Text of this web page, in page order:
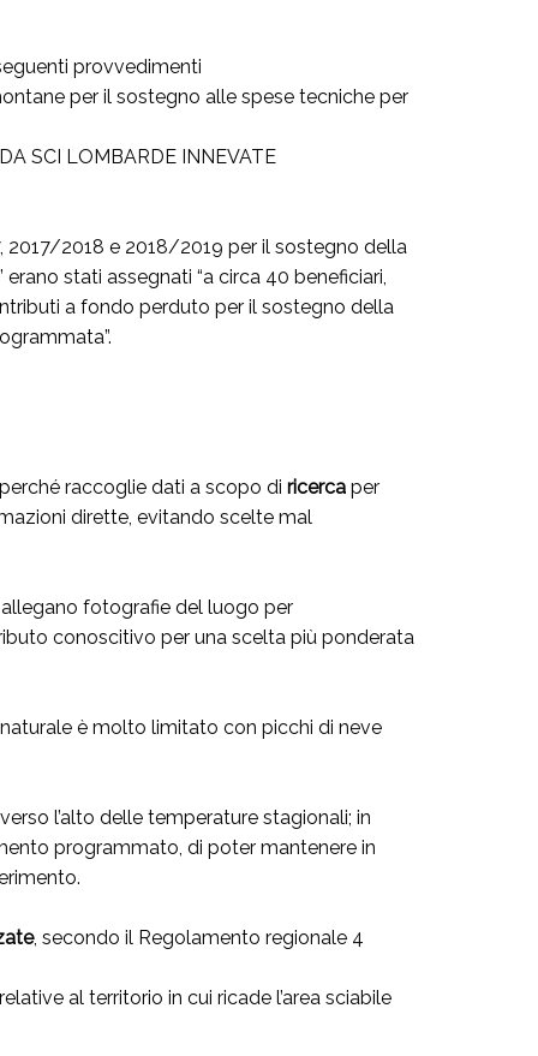
provvedimenti
per il sostegno alle spese tecniche per
SCI LOMBARDE INNEVATE
2017/2018 e 2018/2019 per il sostegno della
stati assegnati “a circa 40 beneficiari,
a fondo perduto per il sostegno della
raccoglie dati a scopo di ricerca per
dirette, evitando scelte mal
fotografie del luogo per
conoscitivo per una scelta più ponderata
è molto limitato con picchi di neve
l’alto delle temperature stagionali; in
programmato, di poter mantenere in
, secondo il Regolamento regionale 4
al territorio in cui ricade l’area sciabile